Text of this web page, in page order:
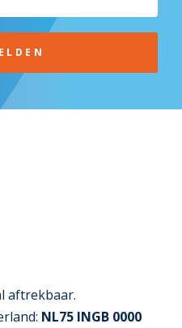
aftrekbaar.
NL75 INGB 0000